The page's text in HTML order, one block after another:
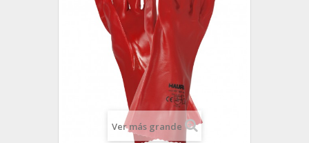
Ver más grande